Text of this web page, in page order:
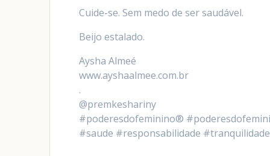
Cuide-se. Sem medo de ser saudável.
Beijo estalado.
Aysha Almeé
www.ayshaalmee.com.br
.
@premkeshariny
#poderesdofeminino®
#saude #responsabilidade #tranquilidade